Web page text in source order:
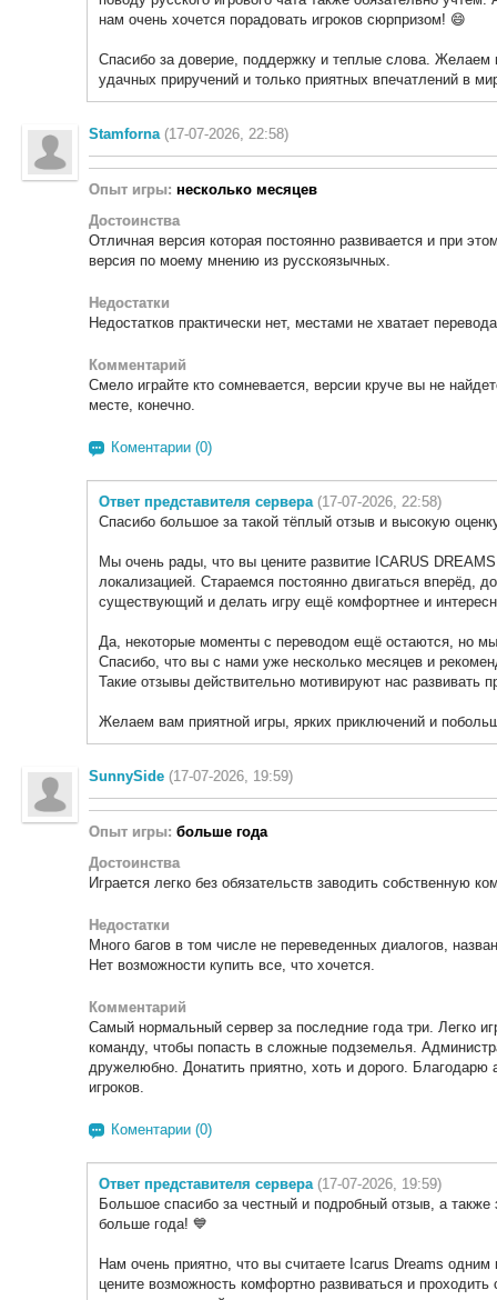
нам очень хочется порадовать игроков сюрпризом! 😄
Спасибо за доверие, поддержку и теплые слова.
удачных приручений и только приятных впечатлений в
Stamforna (17-07-2026, 22:58)
Опыт игры: несколько месяцев
Достоинства
Отличная версия которая постоянно развивается и при
версия по моему мнению из русскоязычных.
Недостатки
Недостатков практически нет, местами не хватает
Комментарий
Смело играйте кто сомневается, версии круче вы не
месте, конечно.
Коментарии (0)
Ответ представителя сервера (17-07-2026, 22:58)
Спасибо большое за такой тёплый отзыв и высокую
Мы очень рады, что вы цените развитие ICARUS
локализацией. Стараемся постоянно двигаться вперёд,
существующий и делать игру ещё комфортнее и
Да, некоторые моменты с переводом ещё остаются, но
Спасибо, что вы с нами уже несколько месяцев и
Такие отзывы действительно мотивируют нас развивать
Желаем вам приятной игры, ярких приключений и
SunnySide (17-07-2026, 19:59)
Опыт игры: больше года
Достоинства
Играется легко без обязательств заводить собственную
Недостатки
Много багов в том числе не переведенных диалогов,
Нет возможности купить все, что хочется.
Комментарий
Самый нормальный сервер за последние года три. Легко
команду, чтобы попасть в сложные подземелья.
дружелюбно. Донатить приятно, хоть и дорого.
игроков.
Коментарии (0)
Ответ представителя сервера (17-07-2026, 19:59)
Большое спасибо за честный и подробный отзыв, а
больше года! 💙
Нам очень приятно, что вы считаете Icarus Dreams
цените возможность комфортно развиваться и проходить